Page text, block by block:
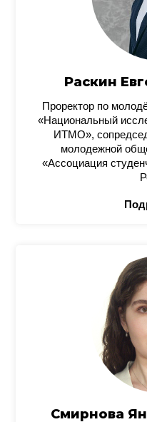
Раскин
Проректор по
«Национальный
ИТМО»,
молодежной
«Ассоциация
Смирнова